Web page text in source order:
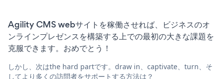
Agility CMS webサイトを稼働させれば、ビジネスのオ
ンラインプレゼンスを構築する上での最初の大きな課題を
克服できます。おめでとう！
しかし、次はthe hard partです。draw in、captivate、turn、そ
してより多くの訪問者をサポートする方法は？